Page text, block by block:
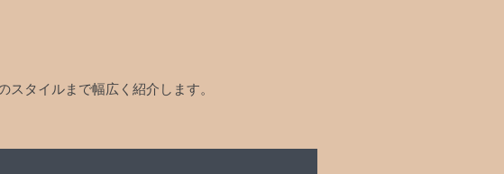
タイルまで幅広く紹介します。